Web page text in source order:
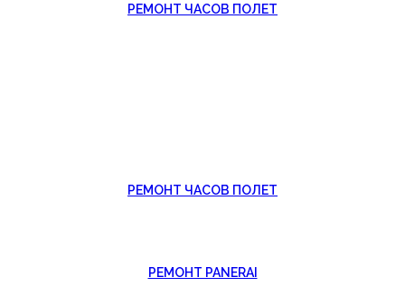
РЕМОНТ ЧАСОВ ПОЛЕТ
РЕМОНТ ЧАСОВ ПОЛЕТ
РЕМОНТ PANERAI